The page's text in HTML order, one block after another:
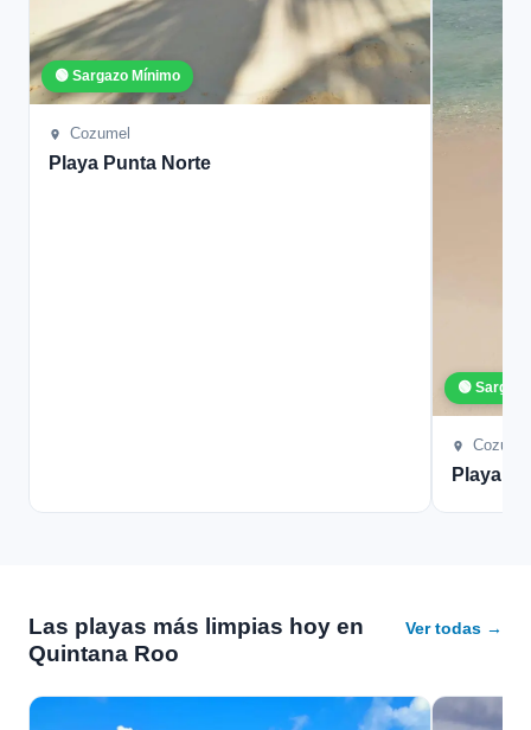
🟢 Sargazo Mínimo
Cozumel
Playa Punta Norte
🟢
Playa
Las playas más limpias hoy en
Quintana Roo
Ver todas →